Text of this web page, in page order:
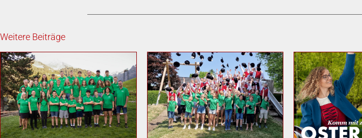
Weitere Beiträge